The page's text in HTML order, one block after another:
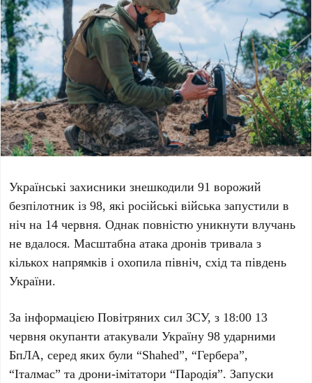
Українські захисники знешкодили91 ворожий
безпілотник із98, які російські війська запустили в
ніч на 14 червня. Однак повністю уникнути влучань
не вдалося. Масштабна атака дронів тривала з
кількох напрямків і охопила північ, схід та південь
України.
За інформацією Повітряних сил ЗСУ, з 18:00 13
червня окупанти атакували Україну98 ударними
БпЛА, серед яких були “Shahed”, “Гербера”,
“Італмас” та дрони-імітатори “Пародія”. Запуски